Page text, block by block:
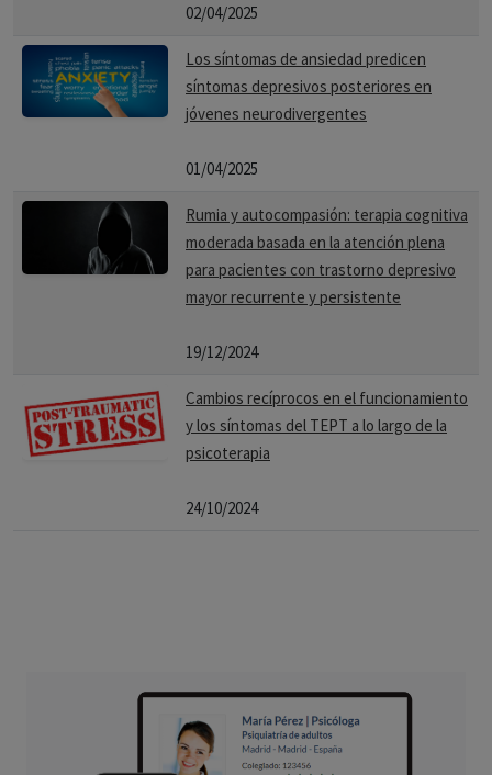
02/04/2025
Los síntomas de ansiedad predicen
síntomas depresivos posteriores en
jóvenes neurodivergentes
01/04/2025
Rumia y autocompasión: terapia cognitiva
moderada basada en la atención plena
para pacientes con trastorno depresivo
mayor recurrente y persistente
19/12/2024
Cambios recíprocos en el funcionamiento
y los síntomas del TEPT a lo largo de la
psicoterapia
24/10/2024